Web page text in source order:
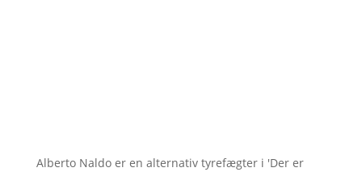
Alberto Naldo er en alternativ tyrefægter i 'Der er